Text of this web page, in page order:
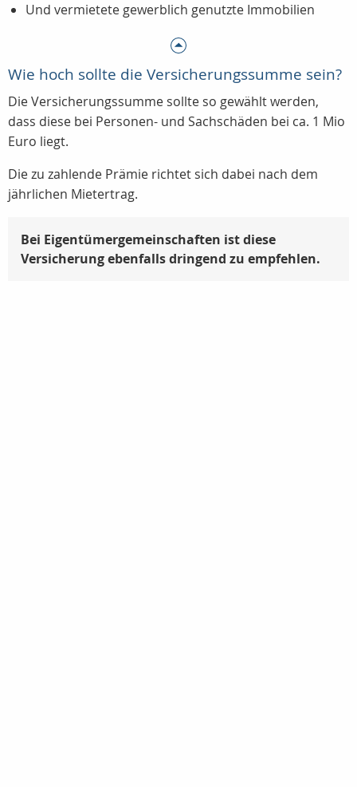
Und vermietete gewerblich genutzte Immobilien
Wie hoch sollte die Versicherungssumme sein?
Die Versicherungssumme sollte so gewählt werden,
dass diese bei Personen- und Sachschäden bei ca. 1 Mio
Euro liegt.
Die zu zahlende Prämie richtet sich dabei nach dem
jährlichen Mietertrag.
Bei Eigentümergemeinschaften ist diese
Versicherung ebenfalls dringend zu empfehlen.